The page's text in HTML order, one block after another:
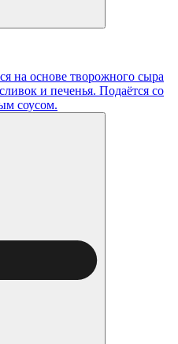
на основе творожного сыра
и печенья. Подаётся со
соусом.